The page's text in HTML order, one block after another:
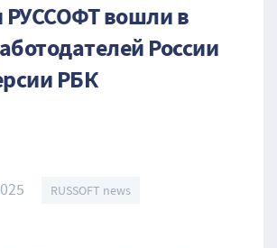
РУССОФТ вошли в
России
РБК
RUSSOFT news